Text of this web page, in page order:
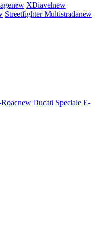
new XDiavelnew
StreetfighterMultistradanew
new Ducati Speciale E-